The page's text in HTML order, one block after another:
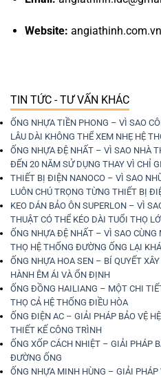
Website: angiathinh.com.vn
TIN TỨC - TƯ VẤN KHÁC
ỐNG NHỰA TIỀN PHONG – VÌ SAO
LÂU DÀI KHÔNG THỂ XEM NHẸ HỆ
ỐNG NHỰA ĐỆ NHẤT – VÌ SAO NHÀ
ĐẾN 20 NĂM SỬ DỤNG THAY VÌ CHỈ
THIẾT BỊ ĐIỆN NANOCO – VÌ SAO
LUÔN CHÚ TRỌNG TỪNG THIẾT BỊ
KEO DÁN BẢO ÔN SUPERLON – VÌ
THUẬT CÓ THỂ KÉO DÀI TUỔI THỌ
ỐNG NHỰA ĐỆ NHẤT – VÌ SAO CÙNG
THỌ HỆ THỐNG ĐƯỜNG ỐNG LẠI
ỐNG NHỰA HOA SEN – BÍ QUYẾT
HÀNH ÊM ÁI VÀ ỔN ĐỊNH
ỐNG ĐỒNG HAILIANG – MỘT CHI
THỌ CẢ HỆ THỐNG ĐIỀU HÒA
ỐNG ĐIỆN AC – GIẢI PHÁP BẢO VỆ
THIẾT KẾ CÔNG TRÌNH
ỐNG XỐP CÁCH NHIỆT – GIẢI PHÁP
ĐƯỜNG ỐNG
ỐNG NHỰA MINH HÙNG – GIẢI PHÁP